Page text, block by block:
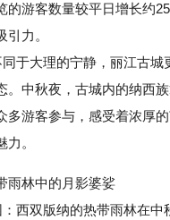
的游客数量较平日增长约
力。
大理的宁静，丽江古城
。中秋夜，古城内的纳西
多游客参与，感受着浓厚
。
雨林中的月影婆娑
双版纳的热带雨林在中